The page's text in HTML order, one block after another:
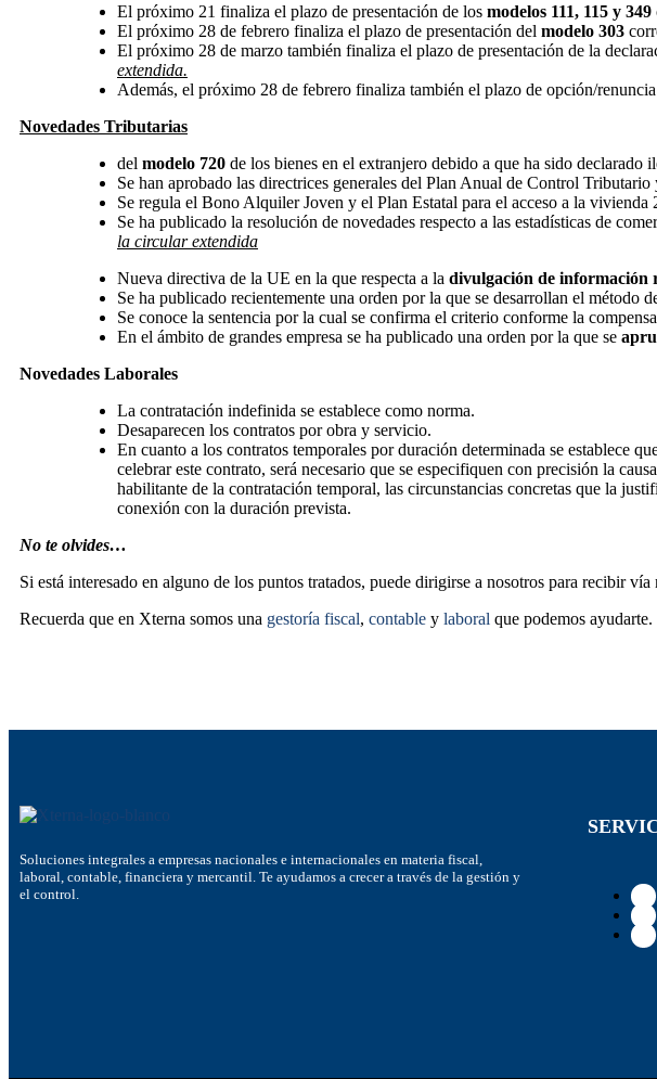
El próximo 21 finaliza el plazo de presentación de los modelos 111, 115 y 349
El próximo 28 de febrero finaliza el plazo de presentación del modelo 303
El próximo 28 de marzo también finaliza el plazo de presentación de la
extendida.
Además, el próximo 28 de febrero finaliza también el plazo de opción/
Novedades Tributarias
del modelo 720 de los bienes en el extranjero debido a que ha sido declarado
Se han aprobado las directrices generales del Plan Anual de Control
Se regula el Bono Alquiler Joven y el Plan Estatal para el acceso a la vivienda
Se ha publicado la resolución de novedades respecto a las estadísticas de
la circular extendida
Nueva directiva de la UE en la que respecta a la divulgación de información
Se ha publicado recientemente una orden por la que se desarrollan el
Se conoce la sentencia por la cual se confirma el criterio conforme la
En el ámbito de grandes empresa se ha publicado una orden por la que se
Novedades Laborales
La contratación indefinida se establece como norma.
Desaparecen los contratos por obra y servicio.
En cuanto a los contratos temporales por duración determinada se establece
celebrar este contrato, será necesario que se especifiquen con precisión la causa
habilitante de la contratación temporal, las circunstancias concretas que la
conexión con la duración prevista.
No te olvides…
Si está interesado en alguno de los puntos tratados, puede dirigirse a nosotros para recibir
Recuerda que en Xterna somos una gestoría fiscal, contable y laboral que podemos ayudarte.
Soluciones integrales a empresas nacionales e internacionales en materia fiscal,
laboral, contable, financiera y mercantil. Te ayudamos a crecer a través de la gestión y
el control.